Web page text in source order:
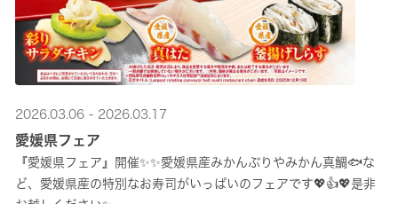
2026.03.06 - 2026.03.17
愛媛県フェア
『愛媛県フェア』開催✨✨愛媛県産みかんぶりやみかん真鯛🐟な
ど、愛媛県産の特別なお寿司がいっぱいのフェアです💖👍💖是非